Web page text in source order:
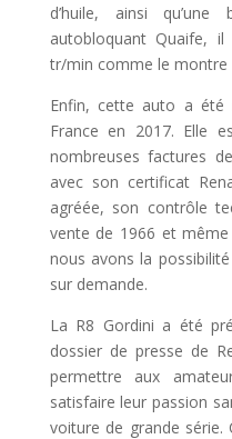
d’huile, ainsi
autobloquant Quaife,
tr/min comme le montre
Enfin, cette auto a été
France en 2017. Elle
nombreuses factures
avec son certificat
agréée, son contrôle
vente de 1966 et
nous avons la
sur demande.
La R8 Gordini a été
dossier de presse de
permettre aux
satisfaire leur passion
voiture de grande